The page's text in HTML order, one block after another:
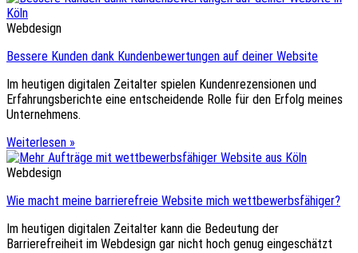
Webdesign
Bessere Kunden dank Kundenbewertungen auf deiner Website
Im heutigen digitalen Zeitalter spielen Kundenrezensionen und
Erfahrungsberichte eine entscheidende Rolle für den Erfolg meines
Unternehmens.
Weiterlesen »
Webdesign
Wie macht meine barrierefreie Website mich wettbewerbsfähiger?
Im heutigen digitalen Zeitalter kann die Bedeutung der
Barrierefreiheit im Webdesign gar nicht hoch genug eingeschätzt